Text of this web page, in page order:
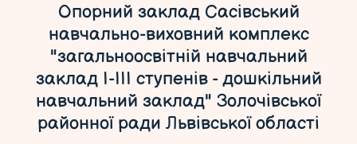
Опорний заклад Сасівський
навчально-виховний комплекс
"загальноосвітній навчальний
заклад І-ІІІ ступенів - дошкільний
навчальний заклад" Золочівської
районної ради Львівської області